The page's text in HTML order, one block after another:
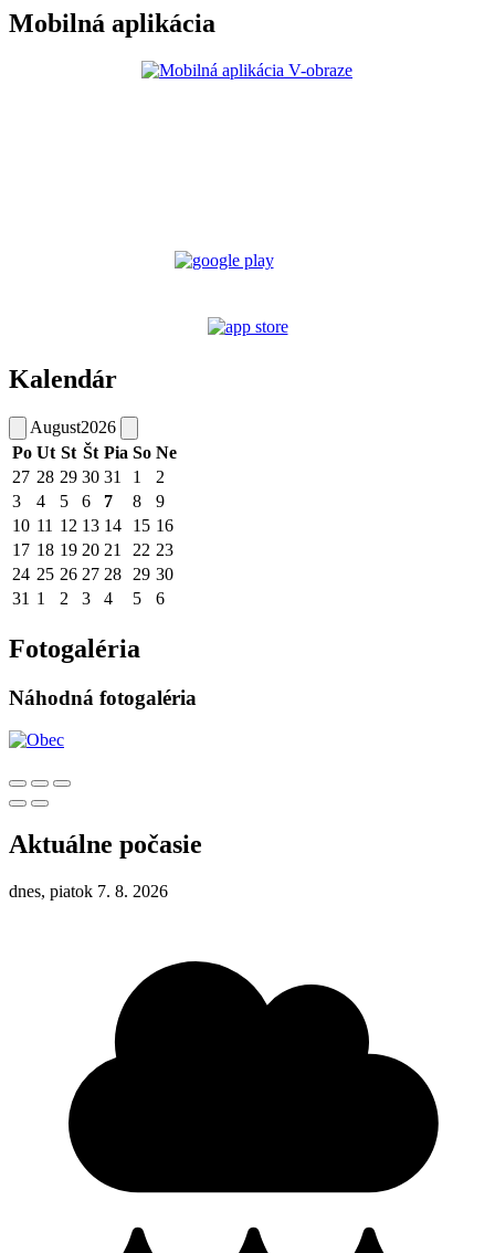
Mobilná aplikácia
Kalendár
August2026
Po Ut St Št Pia So Ne
27 28 29 30 31 1
2
3
4 5 6 7 8
9
10 11 12 13 14 15 16
17 18 19 20 21 22 23
24 25 26 27 28 29 30
31 1 2 3 4 5 6
Fotogaléria
Náhodná fotogaléria
Aktuálne počasie
dnes, piatok 7. 8. 2026